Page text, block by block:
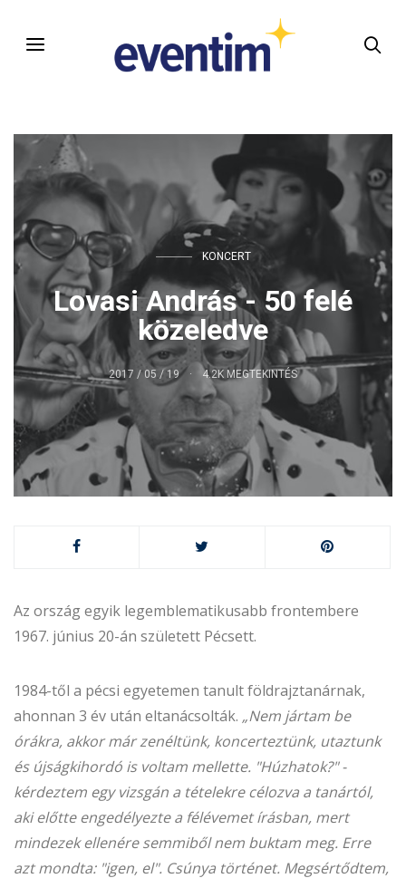
KONCERT
Lovasi András - 50 felé
közeledve
2017 / 05 / 19 4.2K MEGTEKINTÉS
Az ország egyik legemblematikusabb frontembere
1967. június 20-án született Pécsett.
1984-től a pécsi egyetemen tanult földrajztanárnak,
ahonnan 3 év után eltanácsolták. „Nem jártam be
órákra, akkor már zenéltünk, koncerteztünk, utaztunk
és újságkihordó is voltam mellette. "Húzhatok?" -
kérdeztem egy vizsgán a tételekre célozva a tanártól,
aki előtte engedélyezte a félévemet írásban, mert
mindezek ellenére semmiből nem buktam meg. Erre
azt mondta: "igen, el". Csúnya történet. Megsértődtem,